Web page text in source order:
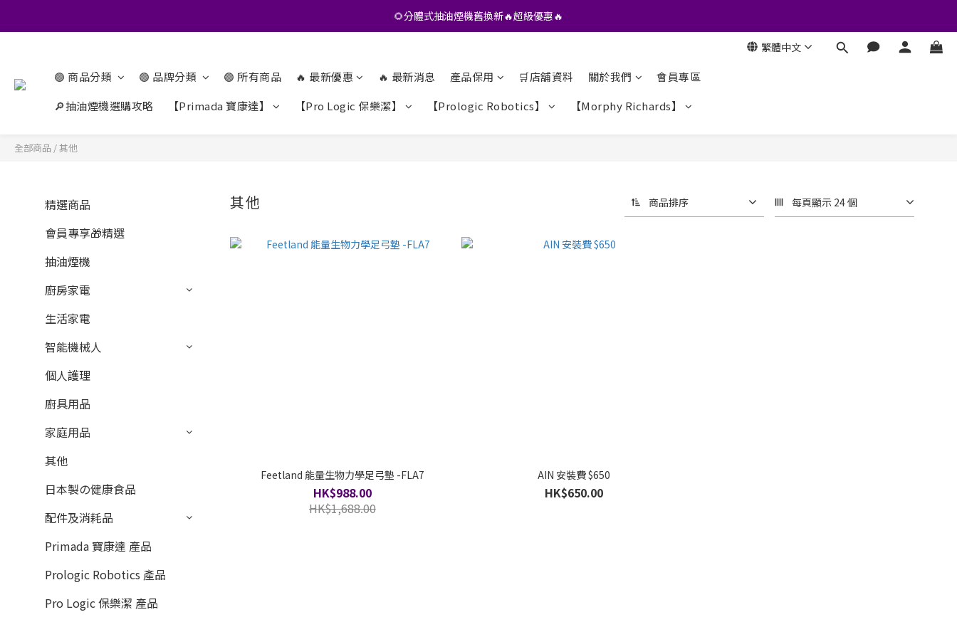
•• 會員專享🎁精選貨品【特價💥再九折】••
🌻分體式抽油煙機舊換新🔥超級優惠🔥
繁體中文
🟢 商品分類 🟢 品牌分類 🟢 所有商品 🔥 最新優惠 🔥 最新消息 產品保用 🛒店舖資料 關於我們
會員專區
🔎抽油煙機選購攻略
【Primada 寶康達】 【Pro Logic 保樂潔】 【Prologic Robotics】 【Morphy Richards】
全部商品 /其他
精選商品
會員專享🎁精選
抽油煙機
廚房家電
生活家電
智能機械人
個人護理
廚具用品
家庭用品
其他
日本製の健康食品
配件及消耗品
Primada 寶康達 產品
Prologic Robotics 產品
Pro Logic 保樂潔 產品
其他 商品排序 每頁顯示 24 個
Feetland 能量生物力學足弓墊 -FLA7
HK$988.00
HK$1,688.00
AIN 安裝費 $650
HK$650.00